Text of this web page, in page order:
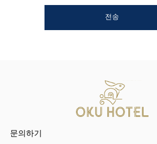
전송
문의하기